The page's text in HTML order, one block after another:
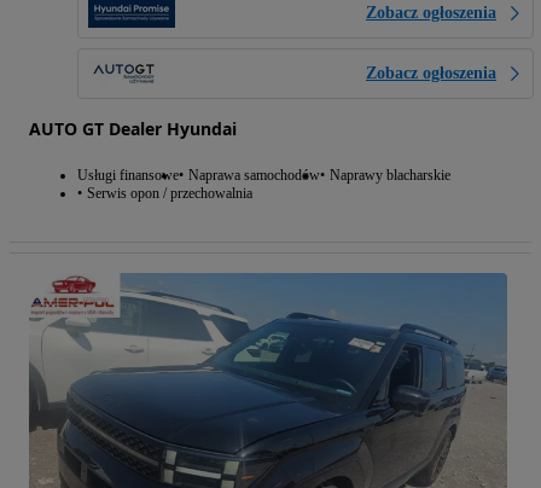
Zobacz ogłoszenia
Zobacz ogłoszenia
AUTO GT Dealer Hyundai
Usługi finansowe Naprawa samochodów Naprawy blacharskie
Serwis opon / przechowalnia